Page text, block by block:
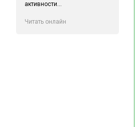
активности...
Читать онлайн